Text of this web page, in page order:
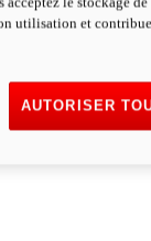
utilisation et
AUTORISER